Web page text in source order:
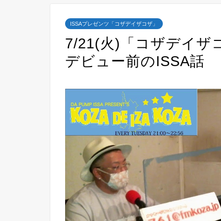
ISSAプレゼンツ「コザデイザコザ」
7/21(火)「コザデイザ
デビュー前のISSA話